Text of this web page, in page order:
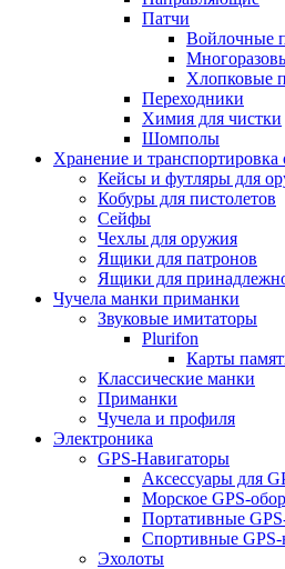
Патчи
Войлочные
Хлопковые
Переходники
Химия для чистки
Шомполы
Хранение и транспортировка
Кейсы и футляры для
Кобуры для пистолетов
Сейфы
Чехлы для оружия
Ящики для патронов
Ящики для
Чучела манки приманки
Звуковые имитаторы
Plurifon
Карты
Классические манки
Приманки
Чучела и профиля
Электроника
GPS-Навигаторы
Аксессуары для
Морское GPS-
Портативные
Спортивные GPS-
Эхолоты